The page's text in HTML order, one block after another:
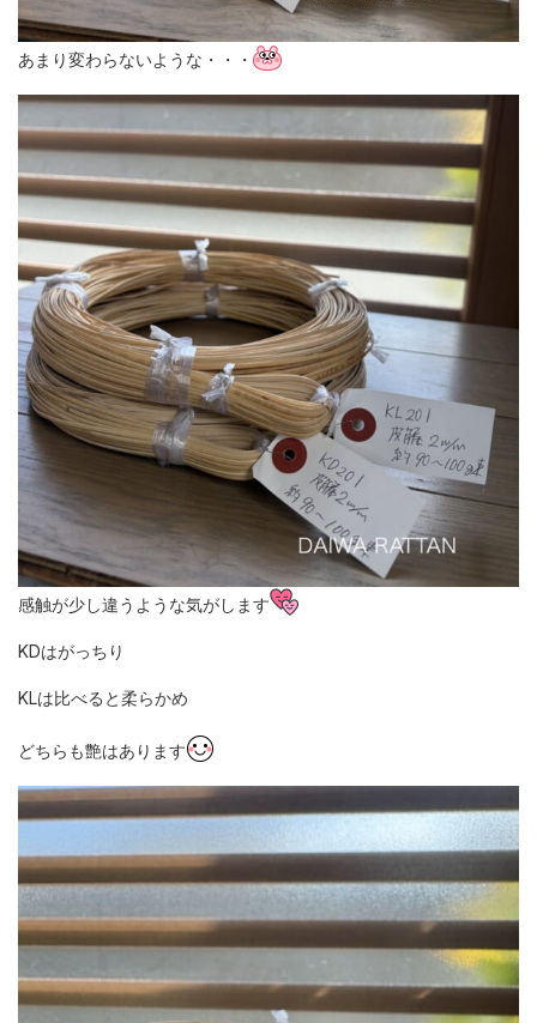
あまり変わらないような・・・
感触が少し違うような気がします
KDはがっちり
KLは比べると柔らかめ
どちらも艶はあります